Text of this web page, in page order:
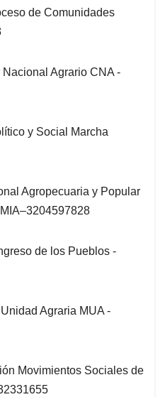
de Comunidades
Agrario CNA -
y Social Marcha
Agropecuaria y Popular
de los Pueblos -
Agraria MUA -
Movimientos Sociales de